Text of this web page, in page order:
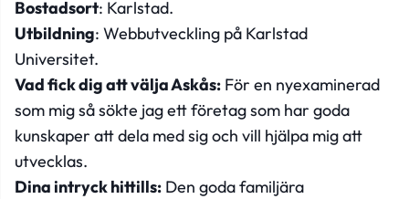
Bostadsort: Karlstad.
Utbildning: Webbutveckling på Karlstad
Universitet.
Vad fick dig att välja Askås: För en nyexaminerad
som mig så sökte jag ett företag som har goda
kunskaper att dela med sig och vill hjälpa mig att
utvecklas.
Dina intryck hittills: Den goda familjära